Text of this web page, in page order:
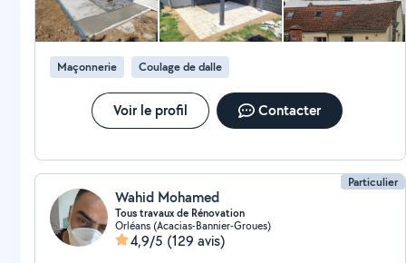
Maçonnerie Coulage de dalle
Voir le profil Contacter
Particulier
Wahid Mohamed
Tous travaux de Rénovation
Orléans (Acacias-Bannier-Groues)
4,9/5 (129 avis)